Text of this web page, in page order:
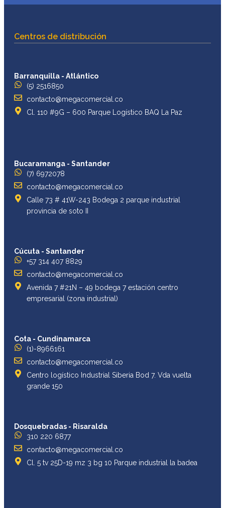
Centros de distribución
Barranquilla - Atlántico
(5) 2516850
contacto@megacomercial.co
Cl. 110 #9G – 600 Parque Logístico BAQ La Paz
Bucaramanga - Santander
(7) 6972078
contacto@megacomercial.co
Calle 73 # 41W-243 Bodega 2 parque industrial
provincia de soto II
Cúcuta - Santander
+57 314 407 8829
contacto@megacomercial.co
Avenida 7 #21N – 49 bodega 7 estación centro
empresarial (zona industrial)
Cota - Cundinamarca
(1)-8966161
contacto@megacomercial.co
Centro logístico Industrial Siberia Bod 7. Vda vuelta
grande 150
Dosquebradas - Risaralda
310 220 6877
contacto@megacomercial.co
Cl. 5 tv 25D-19 mz 3 bg 10 Parque industrial la badea